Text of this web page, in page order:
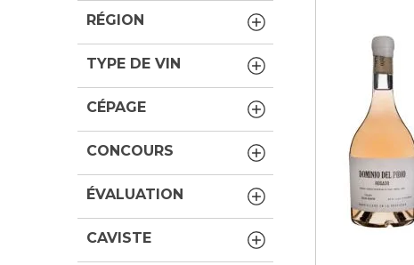
RÉGION
TYPE DE VIN
CÉPAGE
CONCOURS
ÉVALUATION
CAVISTE